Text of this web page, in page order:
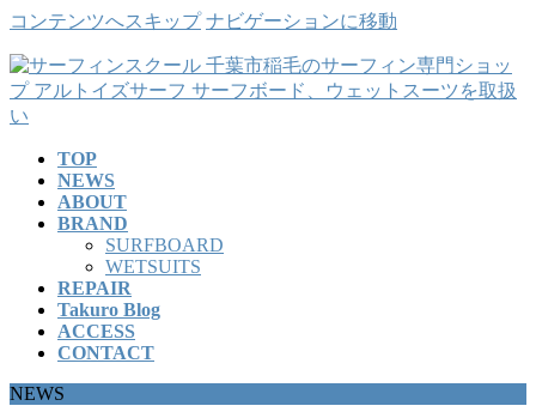
コンテンツへスキップ ナビゲーションに移動
TOP
NEWS
ABOUT
BRAND
SURFBOARD
WETSUITS
REPAIR
Takuro Blog
ACCESS
CONTACT
NEWS